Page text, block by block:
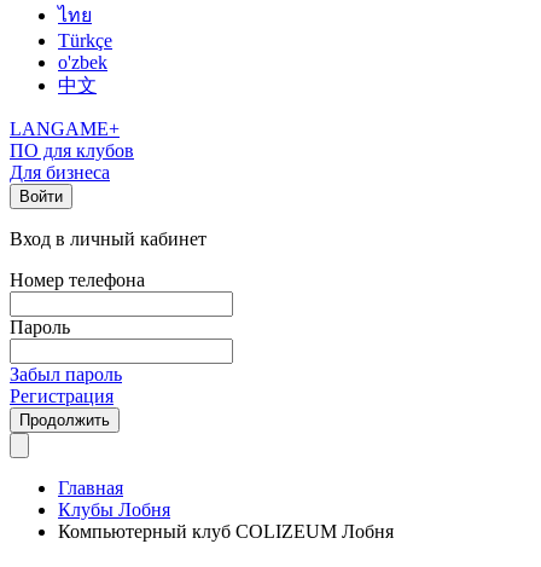
ไทย
Türkçe
o'zbek
中文
LANGAME+
ПО для клубов
Для бизнеса
Войти
Вход в личный кабинет
Номер телефона
Пароль
Забыл пароль
Регистрация
Продолжить
Главная
Клубы Лобня
Компьютерный клуб COLIZEUM Лобня